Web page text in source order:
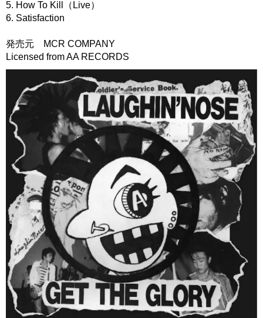
5. How To Kill（Live）
6. Satisfaction
発売元 MCR COMPANY
Licensed from AA RECORDS